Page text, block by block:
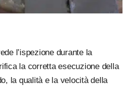
l’ispezione durante la
la corretta esecuzione della
la qualità e la velocità della